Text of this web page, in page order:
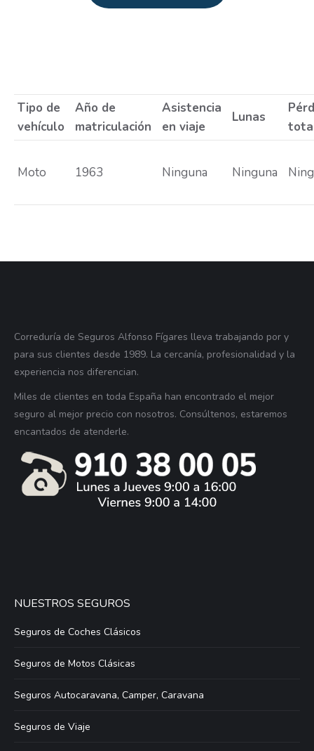
Tipo de
vehículo
Año de
matriculación
Asistencia
en viaje
Lunas
Moto 1963 Ninguna Ninguna
Correduría de Seguros Alfonso Fígares lleva trabajando por y
para sus clientes desde 1989. La cercanía, profesionalidad y la
experiencia nos diferencian.
Miles de clientes en toda España han encontrado el mejor
seguro al mejor precio con nosotros. Consúltenos, estaremos
encantados de atenderle.
NUESTROS SEGUROS
Seguros de Coches Clásicos
Seguros de Motos Clásicas
Seguros Autocaravana, Camper, Caravana
Seguros de Viaje